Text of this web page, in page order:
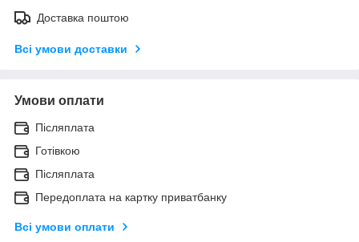
Доставка поштою
Всі умови доставки
Умови оплати
Післяплата
Готівкою
Післяплата
Передоплата на картку приватбанку
Всі умови оплати